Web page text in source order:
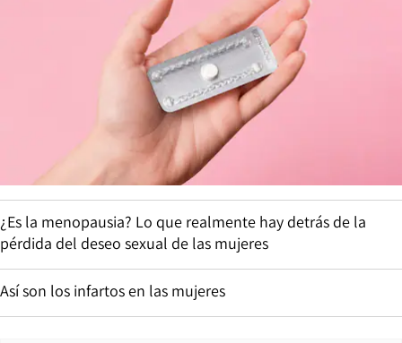
¿Es la menopausia? Lo que realmente hay detrás de la
pérdida del deseo sexual de las mujeres
Así son los infartos en las mujeres